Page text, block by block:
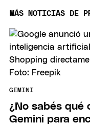
MÁS NOTICIAS DE
GEMINI
¿No sabés qué
Gemini para